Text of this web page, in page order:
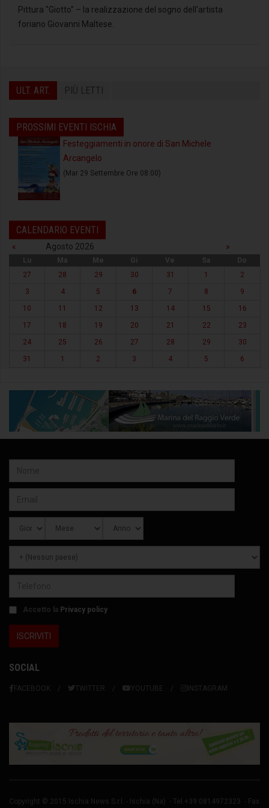
Pittura "Giotto" – la realizzazione del sogno dell'artista
foriano Giovanni Maltese.
ULT. ART. PIÙ LETTI
PROSSIMI EVENTI ISCHIA
Festeggiamenti in onore di San Michele
Arcangelo
(Mar 29 Settembre Ore 08:00)
CALENDARIO EVENTI
« Agosto 2026 »
Lu Ma Me Gi Ve Sa
Do
27
28 29 30 31 1
2
3
4 5 6 7 8
9
10
11 12 13 14 15
16
17
18 19 20 21 22
23
24
25 26 27 28 29
30
31
1 2 3 4 5 6
Accetto la Privacy policy
SOCIAL
FACEBOOK TWITTER YOUTUBE INSTAGRAM
Copyright © 2015 Ischia News S.r.l. - Ischia (Na) - Tel.+39 0814972323 - Fax